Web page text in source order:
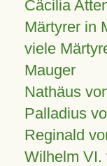
Cäcilia
Märtyrer in
viele
Mauger
Nathäus
Palladius
Reginald
Wilhelm VI.